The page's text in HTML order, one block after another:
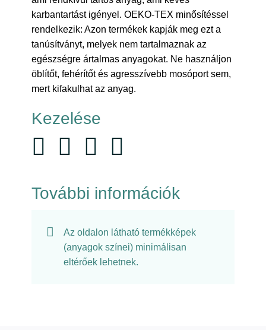
karbantartást igényel. OEKO-TEX minősítéssel
rendelkezik: Azon termékek kapják meg ezt a
tanúsítványt, melyek nem tartalmaznak az
egészségre ártalmas anyagokat. Ne használjon
öblítőt, fehérítőt és agresszívebb mosóport sem,
mert kifakulhat az anyag.
Kezelése
További információk
Az oldalon látható termékképek
(anyagok színei) minimálisan
eltérőek lehetnek.